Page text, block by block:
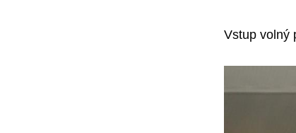
Vstup volný